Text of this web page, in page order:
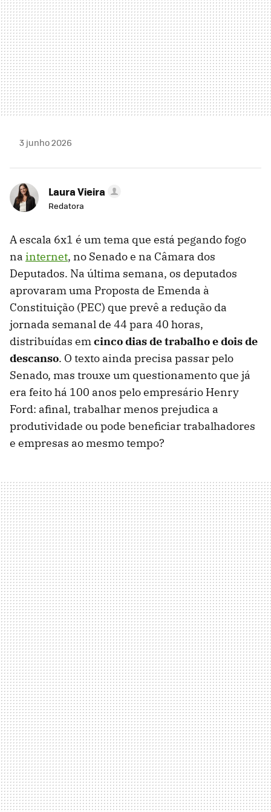
3 junho 2026
Laura Vieira
Redatora
A escala 6x1 é um tema que está pegando fogo
na internet, no Senado e na Câmara dos
Deputados. Na última semana, os deputados
aprovaram uma Proposta de Emenda à
Constituição (PEC) que prevê a redução da
jornada semanal de 44 para 40 horas,
distribuídas emcinco dias de trabalho e dois de
descanso. O texto ainda precisa passar pelo
Senado, mas trouxe um questionamento que já
era feito há 100 anos pelo empresário Henry
Ford: afinal, trabalhar menos prejudica a
produtividade ou pode beneficiar trabalhadores
e empresas ao mesmo tempo?